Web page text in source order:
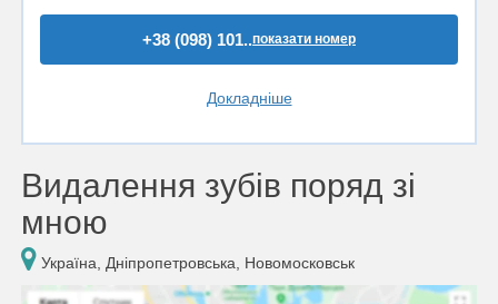
+38 (098) 101..показати номер
Докладніше
Видалення зубів поряд зі
мною
Україна, Дніпропетровська, Новомосковськ